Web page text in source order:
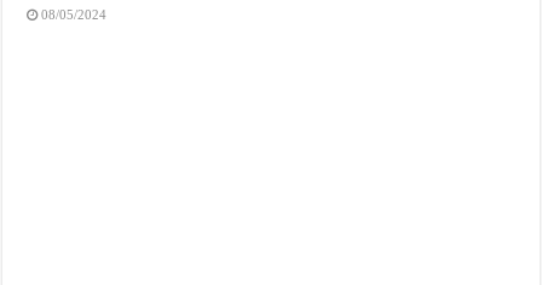
08/05/2024